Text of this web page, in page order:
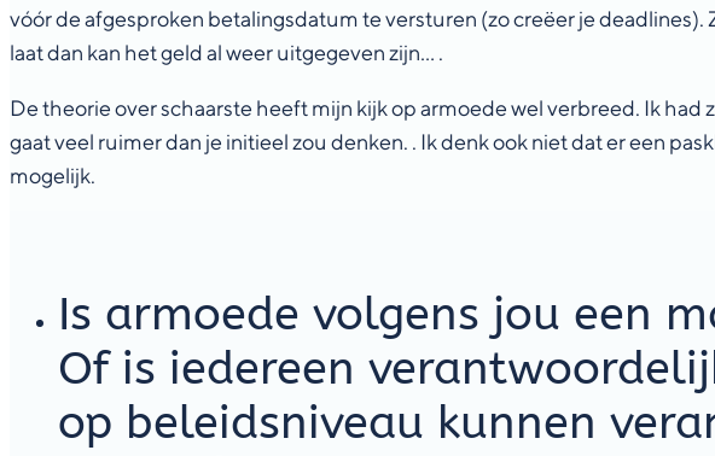
vóór de afgesproken betalingsdatum te versturen (zo creëer je
laat dan kan het geld al weer uitgegeven zijn… .
De theorie over schaarste heeft mijn kijk op armoede wel verbreed. Ik
gaat veel ruimer dan je initieel zou denken. . Ik denk ook niet dat er een
mogelijk.
Is armoede volgens jou een
Of is iedereen
op beleidsniveau kunnen